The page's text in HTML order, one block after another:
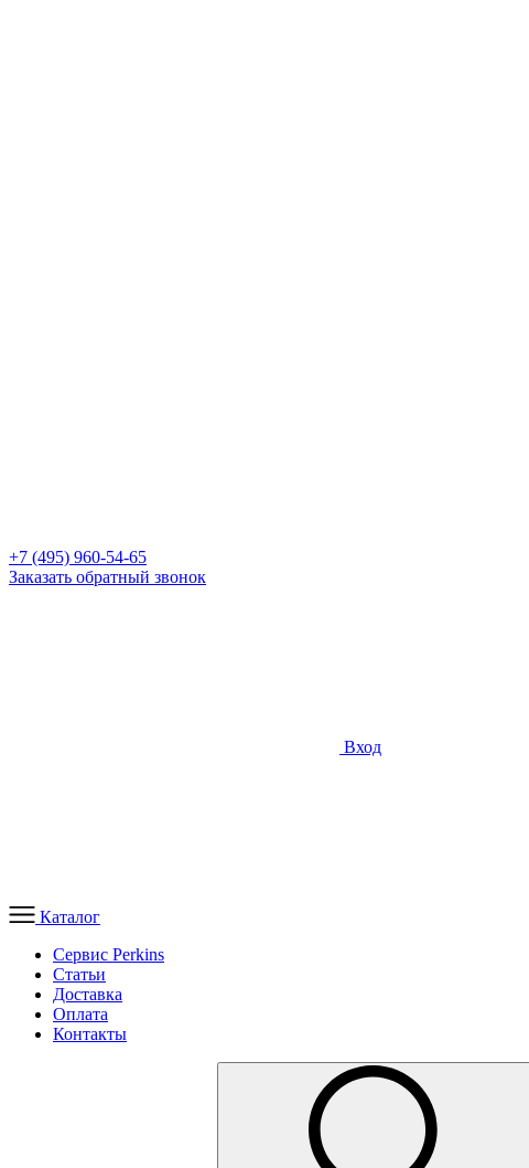
+7 (495) 960-54-65
Заказать обратный звонок
Вход
Каталог
Сервис Perkins
Статьи
Доставка
Оплата
Контакты